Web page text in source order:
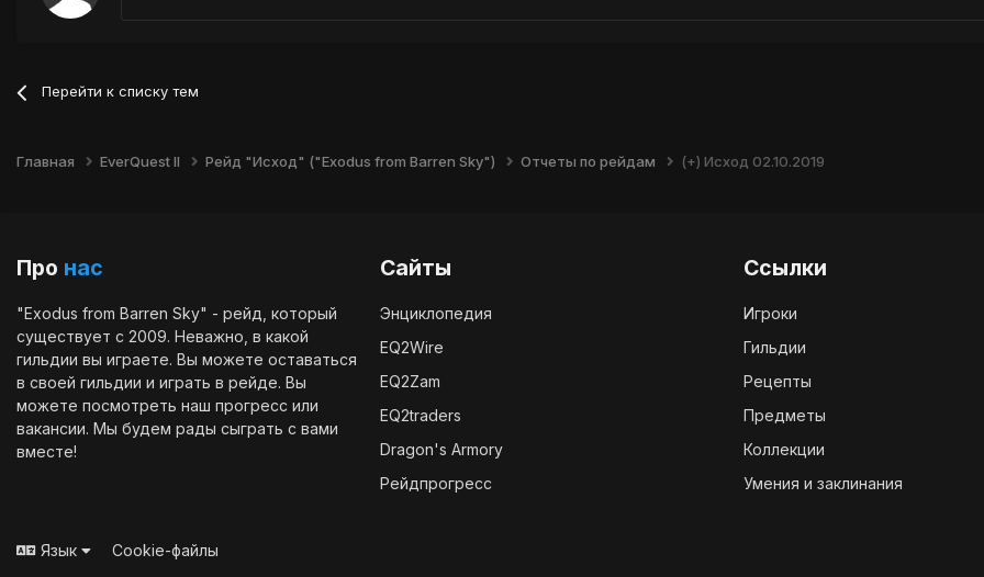
Перейти к списку тем
Главная EverQuest II Рейд "Исход" ("Exodus from Barren Sky") Отчеты по рейдам (+) Исход 02.10.2019
Про нас
"Exodus from Barren Sky" - рейд, который
существует с 2009. Неважно, в какой
гильдии вы играете. Вы можете оставаться
в своей гильдии и играть в рейде. Вы
можете посмотреть наш прогресс или
вакансии. Мы будем рады сыграть с вами
вместе!
Сайты
Энциклопедия
EQ2Wire
EQ2Zam
EQ2traders
Dragon's Armory
Рейдпрогресс
Ссылки
Игроки
Гильдии
Рецепты
Предметы
Коллекции
Умения и заклинания
Язык Cookie-файлы